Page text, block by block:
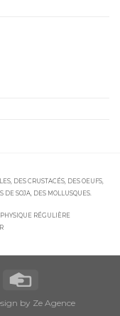
DES CRUSTACÉS, DES OEUFS,
DE SOJA, DES MOLLUSQUES.
RÉGULIÈRE
by Ze Agence